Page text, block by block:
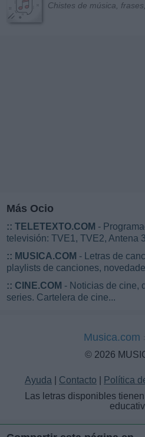
Chistes de música,
Más Ocio
:: TELETEXTO.COM -
televisión: TVE1, TVE2, Antena
:: MUSICA.COM - Letras de
playlists de canciones,
:: CINE.COM - Noticias de cine,
series. Cartelera de cine...
Musica.com
© 2026
Ayuda Contacto
Política
Las letras disponibles